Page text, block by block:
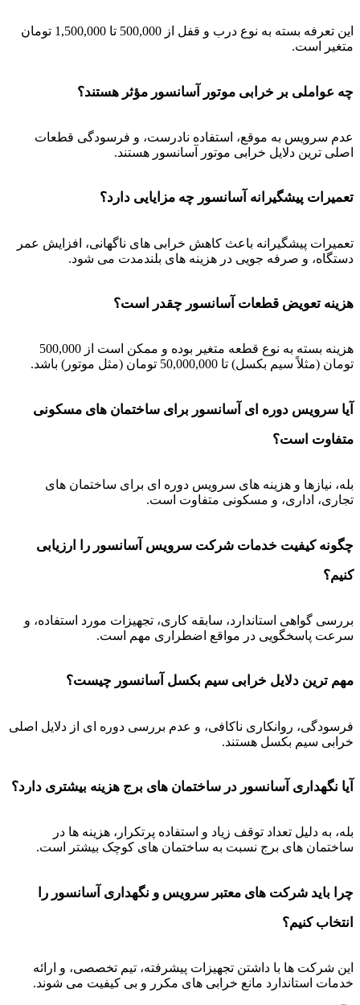
این تعرفه بسته به نوع درب و قفل از 500,000 تا 1,500,000 تومان
متغیر است.
چه عواملی بر خرابی موتور آسانسور مؤثر هستند؟
عدم سرویس به موقع، استفاده نادرست، و فرسودگی قطعات
اصلی ترین دلایل خرابی موتور آسانسور هستند.
تعمیرات پیشگیرانه آسانسور چه مزایایی دارد؟
تعمیرات پیشگیرانه باعث کاهش خرابی های ناگهانی، افزایش عمر
دستگاه، و صرفه جویی در هزینه های بلندمدت می شود.
هزینه تعویض قطعات آسانسور چقدر است؟
هزینه بسته به نوع قطعه متغیر بوده و ممکن است از 500,000
تومان (مثلاً سیم بکسل) تا 50,000,000 تومان (مثل موتور) باشد.
آیا سرویس دوره ای آسانسور برای ساختمان های مسکونی
متفاوت است؟
بله، نیازها و هزینه های سرویس دوره ای برای ساختمان های
تجاری، اداری، و مسکونی متفاوت است.
چگونه کیفیت خدمات شرکت سرویس آسانسور را ارزیابی
کنیم؟
بررسی گواهی استاندارد، سابقه کاری، تجهیزات مورد استفاده، و
سرعت پاسخگویی در مواقع اضطراری مهم است.
مهم ترین دلایل خرابی سیم بکسل آسانسور چیست؟
فرسودگی، روانکاری ناکافی، و عدم بررسی دوره ای از دلایل اصلی
خرابی سیم بکسل هستند.
آیا نگهداری آسانسور در ساختمان های برج هزینه بیشتری دارد؟
بله، به دلیل تعداد توقف زیاد و استفاده پرتکرار، هزینه ها در
ساختمان های برج نسبت به ساختمان های کوچک بیشتر است.
چرا باید شرکت های معتبر سرویس و نگهداری آسانسور را
انتخاب کنیم؟
این شرکت ها با داشتن تجهیزات پیشرفته، تیم تخصصی، و ارائه
خدمات استاندارد مانع خرابی های مکرر و بی کیفیت می شوند.